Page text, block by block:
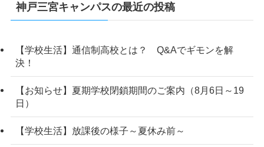
神戸三宮キャンパスの最近の投稿
【学校生活】通信制高校とは？ Q&Aでギモンを解
決！
【お知らせ】夏期学校閉鎖期間のご案内（8月6日～19
日）
【学校生活】放課後の様子～夏休み前～